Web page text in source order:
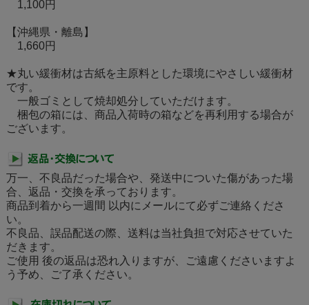
1,100円
【沖縄県・離島】
1,660円
★丸い緩衝材は古紙を主原料とした環境にやさしい緩衝材
です。
一般ゴミとして焼却処分していただけます。
梱包の箱には、商品入荷時の箱などを再利用する場合が
ございます。
万一、不良品だった場合や、発送中についた傷があった場
合、返品・交換を承っております。
商品到着から一週間 以内にメールにて必ずご連絡くださ
い。
不良品、誤品配送の際、送料は当社負担で対応させていた
だきます。
ご使用 後の返品は恐れ入りますが、ご遠慮くださいますよ
う予め、ご了承ください。